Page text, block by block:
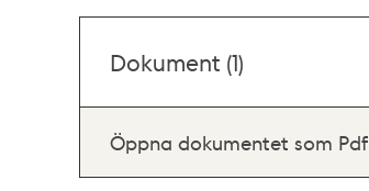
Dokument (1)
Öppna dokumentet som Pdf